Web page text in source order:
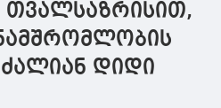
თვალსაზრისით,
დიდი